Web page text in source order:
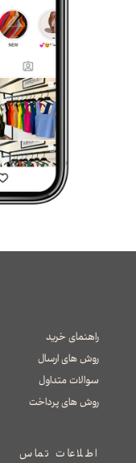
راهنمای خرید
روش های ارسال
سوالات متداول
​​​​​​​روش های پرداخت
اطلاعات تماس